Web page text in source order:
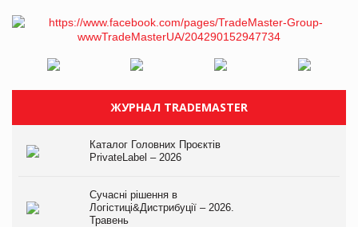
ЖУРНАЛ TRADEMASTER
Каталог Головних Проєктів
PrivateLabel – 2026
Сучасні рішення в
Логістиці&Дистрибуції – 2026.
Травень